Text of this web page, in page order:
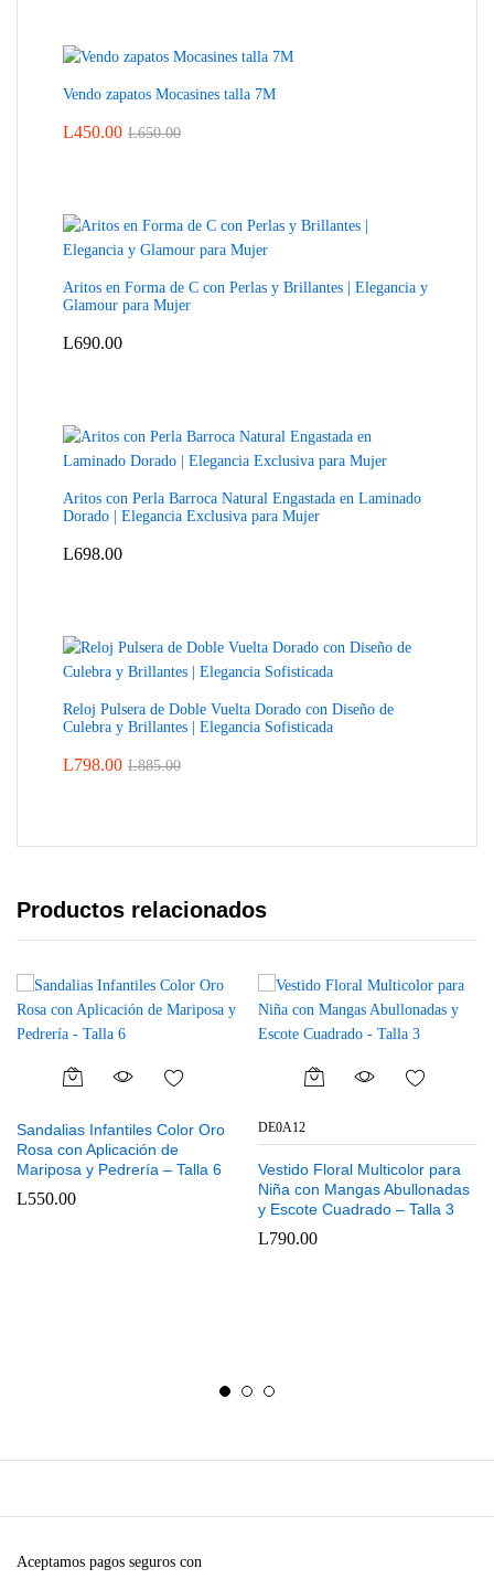
Vendo zapatos Mocasines talla 7M
L450.00 L650.00
Aritos en Forma de C con Perlas y Brillantes | Elegancia y
Glamour para Mujer
L690.00
Aritos con Perla Barroca Natural Engastada en Laminado
Dorado | Elegancia Exclusiva para Mujer
L698.00
Reloj Pulsera de Doble Vuelta Dorado con Diseño de
Culebra y Brillantes | Elegancia Sofisticada
L798.00 L885.00
Productos relacionados
Sandalias Infantiles Color Oro
Rosa con Aplicación de
Mariposa y Pedrería – Talla 6
L550.00
DE0A12
Vestido Floral Multicolor para
Niña con Mangas Abullonadas
y Escote Cuadrado – Talla 3
L790.00
Aceptamos pagos seguros con